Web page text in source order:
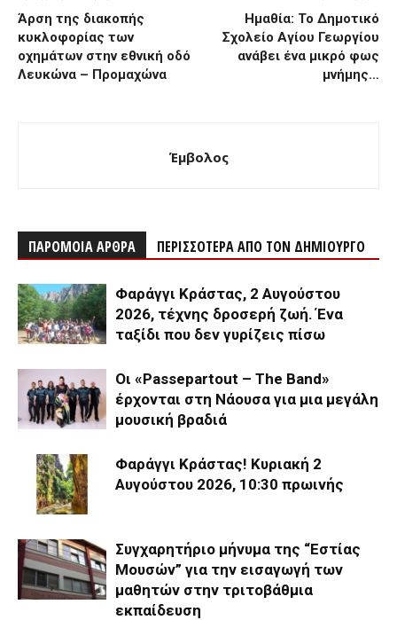
Άρση της διακοπής
κυκλοφορίας των
οχημάτων στην εθνική οδό
Λευκώνα – Προμαχώνα
Ημαθία: Το Δημοτικό
Σχολείο Αγίου Γεωργίου
ανάβει ένα μικρό φως
μνήμης…
Έμβολος
ΠΑΡΟΜΟΙΑ ΑΡΘΡΑ ΠΕΡΙΣΣΟΤΕΡΑ ΑΠΟ ΤΟΝ ΔΗΜΙΟΥΡΓΟ
Φαράγγι Κράστας, 2 Αυγούστου
2026, τέχνης δροσερή ζωή. Ένα
ταξίδι που δεν γυρίζεις πίσω
Οι «Passepartout – The Band»
έρχονται στη Νάουσα για μια μεγάλη
μουσική βραδιά
Φαράγγι Κράστας! Κυριακή 2
Αυγούστου 2026, 10:30 πρωινής
Συγχαρητήριο μήνυμα της “Εστίας
Μουσών” για την εισαγωγή των
μαθητών στην τριτοβάθμια
εκπαίδευση